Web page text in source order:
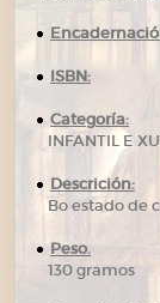
ISBN:
Categoría:
INFANTIL E
Descrición:
Bo estado de
Peso.
130 gramos